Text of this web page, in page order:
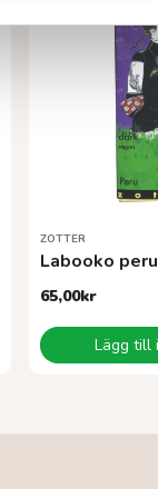
ZOTTER
Labooko
65,00kr
Lägg till